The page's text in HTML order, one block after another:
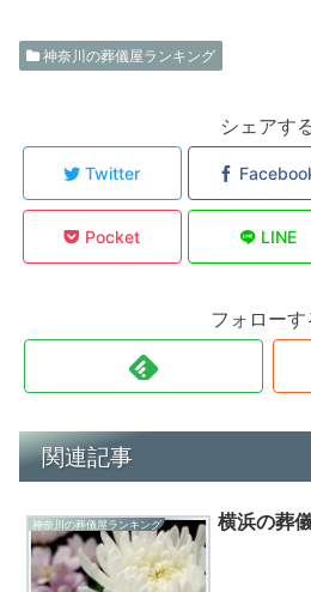
神奈川の葬儀屋ランキング
シェアす
Twitter
Pocket LINE
フォローす
関連記事
神奈川の葬儀屋ランキング 横浜の葬